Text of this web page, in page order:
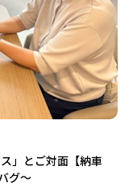
」とご対面【納車
グ～